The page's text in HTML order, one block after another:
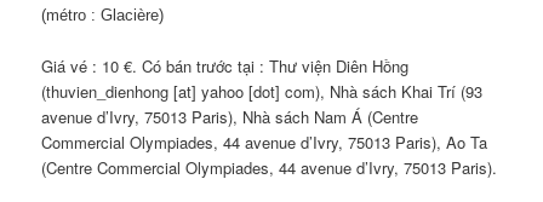
(métro :Glacière)
Giá vé : 10 €. Có bán trước tại : Thư viện Diên Hồng
(thuvien_dienhong [at] yahoo [dot] com), Nhà sách Khai Trí (93
avenue d’Ivry, 75013 Paris), Nhà sách Nam Á (Centre
Commercial Olympiades, 44 avenue d’Ivry, 75013 Paris), Ao Ta
(Centre Commercial Olympiades, 44 avenue d’Ivry, 75013 Paris).